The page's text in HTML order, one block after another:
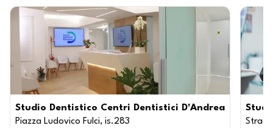
Studio Dentistico Centri Dentistici D'Andrea
Piazza Ludovico Fulci, is.283